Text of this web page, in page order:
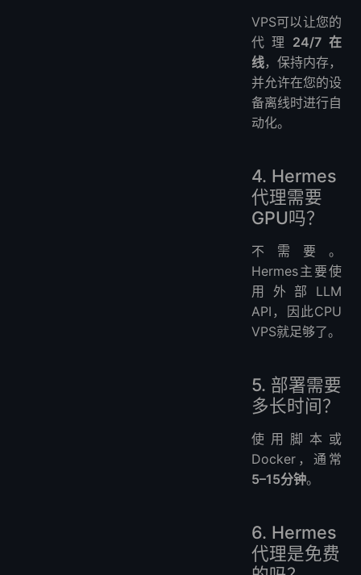
VPS可以让您的
代理 24/7在
线，保持内存，
并允许在您的设
备离线时进行自
动化。
4. Hermes
代理需要
GPU吗？
不需要。
Hermes主要使
用外部LLM
API，因此CPU
VPS就足够了。
5. 部署需要
多长时间？
使用脚本或
Docker，通常
5–15分钟。
6. Hermes
代理是免费